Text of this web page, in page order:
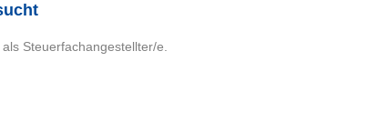
Steuerfachangestellter/e.